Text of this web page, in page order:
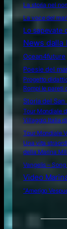
La storia nel
La voce del
Lo sapevate
News dalla
Ocean4future
Poesie del
Progetto
Rompi le pareti
Storia del San
Tour Mondiale
Villaggio Italia
Tour Mondiale
Una vita
della Marina
Vangelis –
Video
“Amerigo